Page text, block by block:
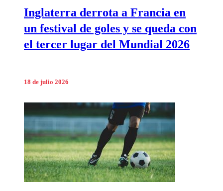
Inglaterra derrota a Francia en
un festival de goles y se queda con
el tercer lugar del Mundial 2026
18 de julio 2026